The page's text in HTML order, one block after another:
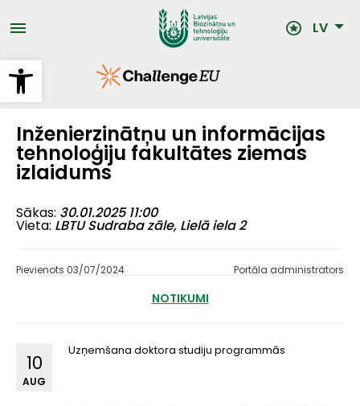
Open toolbar
uz
galveno LV
Inženierzinātņu un informācijas
tehnoloģiju fakultātes ziemas
izlaidums
Sākas 30.01.2025 11:00
Vieta LBTU Sudraba zāle, Lielā iela 2
Pievienots 03/07/2024 Portāla administrators
NOTIKUMI
Uzņemšana doktora studiju programmās
10
AUG